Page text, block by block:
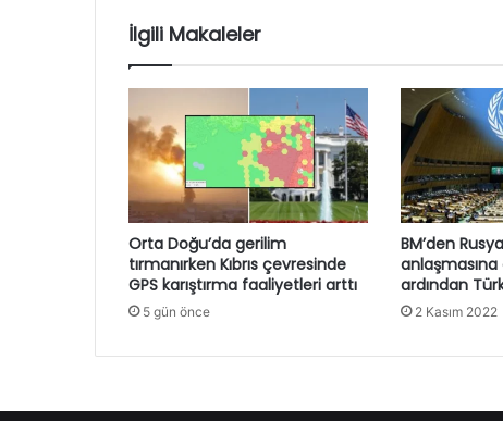
İlgili Makaleler
Orta Doğu’da gerilim
tırmanırken Kıbrıs çevresinde
GPS karıştırma faaliyetleri arttı
5 gün önce
BM’den
ardından
2 Kasım 2022